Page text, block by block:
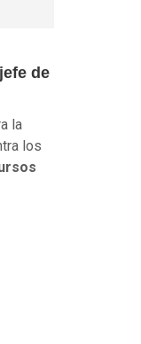
de
la
los